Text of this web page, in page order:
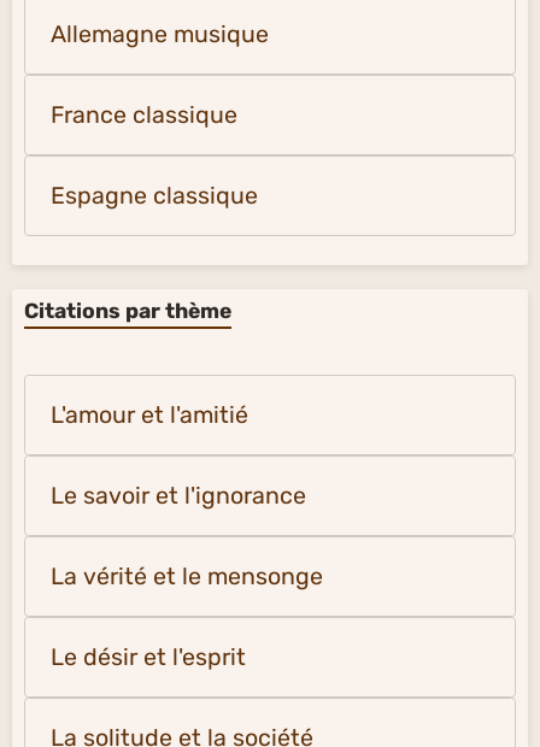
Allemagne musique
France classique
Espagne classique
Citations par thème
L'amour et l'amitié
Le savoir et l'ignorance
La vérité et le mensonge
Le désir et l'esprit
La solitude et la société